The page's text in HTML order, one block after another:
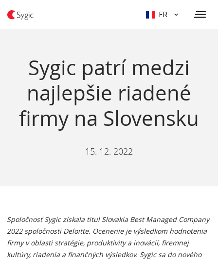
FR
Sygic patrí medzi
najlepšie riadené
firmy na Slovensku
15. 12. 2022
Spoločnosť Sygic získala titul Slovakia Best Managed Company
2022 spoločnosti Deloitte. Ocenenie je výsledkom hodnotenia
firmy v oblasti stratégie, produktivity a inovácií, firemnej
kultúry, riadenia a finančných výsledkov. Sygic sa do nového